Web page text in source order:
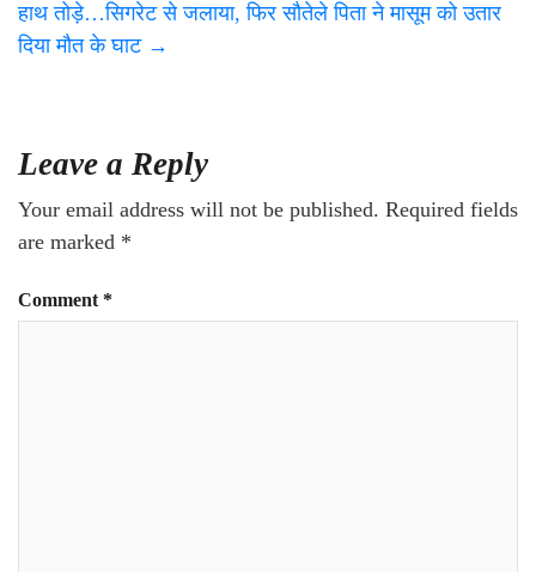
हाथ तोड़े…सिगरेट से जलाया, फिर सौतेले पिता ने मासूम को उतार
दिया मौत के घाट →
Leave a Reply
Your email address will not be published. Required fields
are marked *
Comment *